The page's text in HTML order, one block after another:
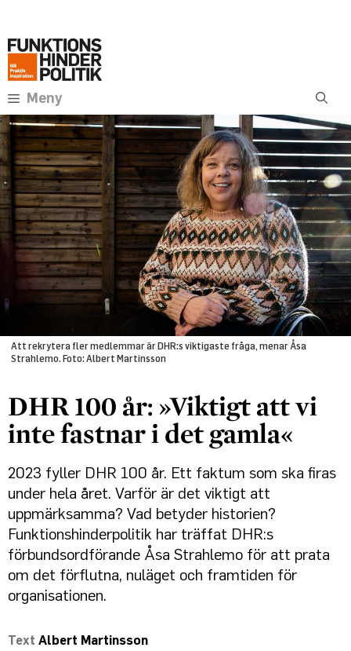
innehåll
Meny
Att rekrytera fler medlemmar är DHR:s viktigaste fråga, menar Åsa
Strahlemo. Foto: Albert Martinsson
DHR 100 år: »Viktigt att vi
inte fastnar i det gamla«
2023 fyller DHR 100 år. Ett faktum som ska firas
under hela året. Varför är det viktigt att
uppmärksamma? Vad betyder historien?
Funktionshinder­politik har träffat DHR:s
förbundsordförande Åsa Strahlemo för att prata
om det förflutna, nuläget och framtiden för
organisationen.
Albert Martinsson